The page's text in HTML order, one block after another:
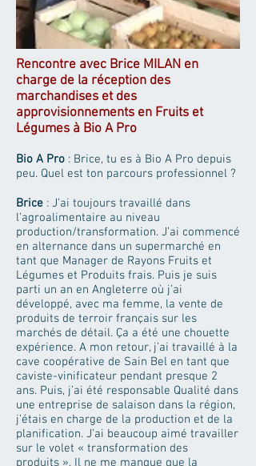
Rencontre avec Brice MILAN en
charge de la réception des
marchandises et des
approvisionnements en Fruits et
Légumes à Bio A Pro
Bio A Pro : Brice, tu es à Bio A Pro depuis
peu. Quel est ton parcours professionnel ?
Brice : J’ai toujours travaillé dans
l’agroalimentaire au niveau
production/transformation. J’ai commencé
en alternance dans un supermarché en
tant que Manager de Rayons Fruits et
Légumes et Produits frais. Puis je suis
parti un an en Angleterre où j’ai
développé, avec ma femme, la vente de
produits de terroir français sur les
marchés de détail. Ça a été une chouette
expérience. A mon retour, j’ai travaillé à la
cave coopérative de Sain Bel en tant que
caviste-vinificateur pendant presque 2
ans. Puis, j’ai été responsable Qualité dans
une entreprise de salaison dans la région,
j’étais en charge de la production et de la
planification. J’ai beaucoup aimé travailler
sur le volet « transformation des
produits ». Il ne me manque que la